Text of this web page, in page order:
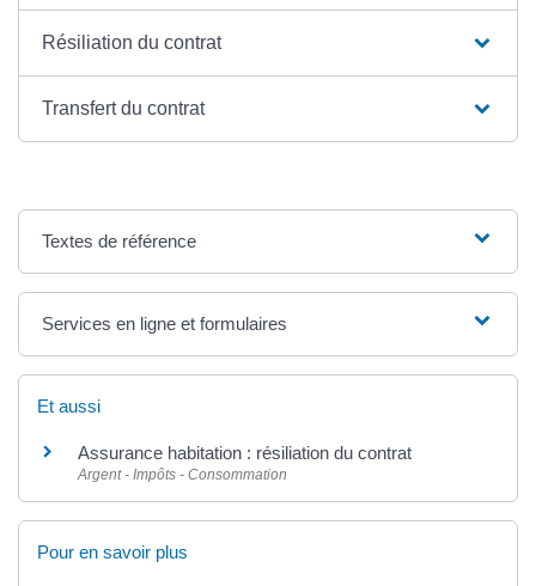
Résiliation du contrat
Transfert du contrat
Textes de référence
Services en ligne et formulaires
Et aussi
Assurance habitation : résiliation du contrat
Argent - Impôts - Consommation
Pour en savoir plus